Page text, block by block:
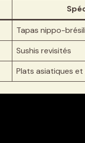
Tapas nippo-
Sushis revisités
Plats asiatiques